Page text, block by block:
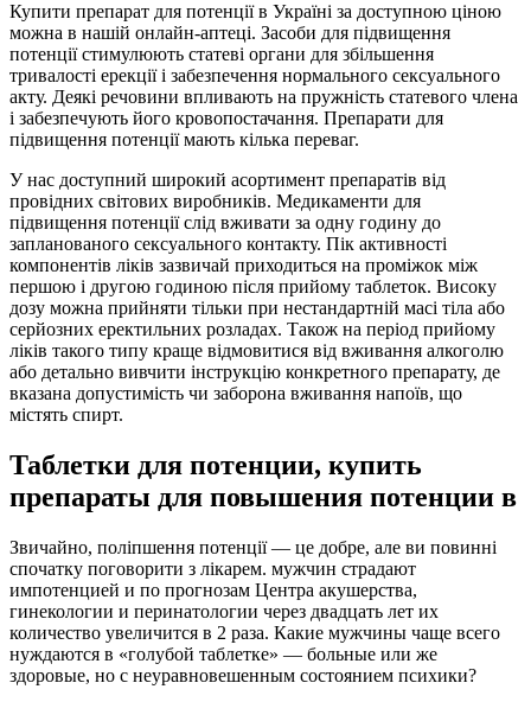
Купити препарат для потенції в Україні за доступною ціною
можна в нашій онлайн-аптеці. Засоби для підвищення
потенції стимулюють статеві органи для збільшення
тривалості ерекції і забезпечення нормального сексуального
акту. Деякі речовини впливають на пружність статевого члена
і забезпечують його кровопостачання. Препарати для
підвищення потенції мають кілька переваг.
У нас доступний широкий асортимент препаратів від
провідних світових виробників. Медикаменти для
підвищення потенції слід вживати за одну годину до
запланованого сексуального контакту. Пік активності
компонентів ліків зазвичай приходиться на проміжок між
першою і другою годиною після прийому таблеток. Високу
дозу можна прийняти тільки при нестандартній масі тіла або
серйозних еректильних розладах. Також на період прийому
ліків такого типу краще відмовитися від вживання алкоголю
або детально вивчити інструкцію конкретного препарату, де
вказана допустимість чи заборона вживання напоїв, що
містять спирт.
Таблетки для потенции, купить
препараты для повышения потенции в
Звичайно, поліпшення потенції — це добре, але ви повинні
спочатку поговорити з лікарем. мужчин страдают
импотенцией и по прогнозам Центра акушерства,
гинекологии и перинатологии через двадцать лет их
количество увеличится в 2 раза. Какие мужчины чаще всего
нуждаются в «голубой таблетке» — больные или же
здоровые, но с неуравновешенным состоянием психики?